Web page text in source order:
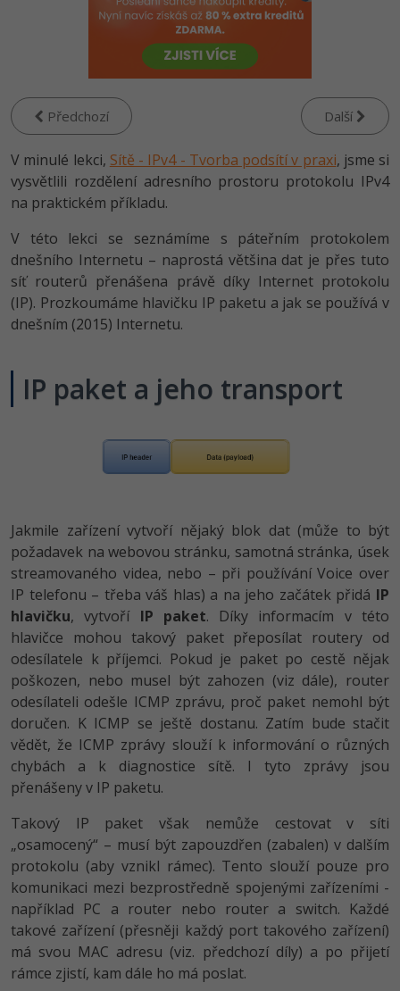
HTML5, CSS3, Bootstrap, SEO
SQL a databáze
Testování a verzování
UML a návrhové vzory
React
Spring
ASP.NET MVC
Django
JavaScript
Python
HTML / CSS
UML a návrhové vzory
MySQL/MariaDB
MS-SQL
SQLite
Vývojář mobilních aplikací
Specialista na AI a bigdata
C# Game developer
Webdesigner
Tester
Grafik / UX/UI návrhář
3D grafik
Databázový analytik
WordPress specialista
Python -80%
JavaScript -80%
PHP
-80%
Swift -80%
C -80%
VB.NET
Návrh SW -80%
Algoritmy
Umělá inteligence (AI) -10%
Více
Fórum
Digitální gramotnost
Marketing -30%
WordPress
-30%
UX
Business
Kryptoměny -25%
Copywriting -30%
Google Dokumenty
Time management
Linux
Sítě
Kybernetická bezpečnost
Elektronický podpis
Fórum
Kurzy designu
HTML/CSS -80%
Photoshop
Adobe Illustrator -80%
Adobe Lightroom -30%
Adobe XD -15%
-25%
Příběhy absolventů
Blog
Kariéra
Pro firmy
Předchozí Další
V minulé lekci, Sítě - IPv4 - Tvorba podsítí v praxi, jsme si
vysvětlili rozdělení adresního prostoru protokolu IPv4
na praktickém příkladu.
V této lekci se seznámíme s páteřním protokolem
dnešního Internetu – naprostá většina dat je přes tuto
síť routerů přenášena právě díky Internet protokolu
(IP). Prozkoumáme hlavičku IP paketu a jak se používá v
dnešním (2015) Internetu.
IP paket a jeho transport
Jakmile zařízení vytvoří nějaký blok dat (může to být
požadavek na webovou stránku, samotná stránka, úsek
streamovaného videa, nebo – při používání Voice over
IP telefonu – třeba váš hlas) a na jeho začátek přidá IP
hlavičku, vytvoří IP paket. Díky informacím v této
hlavičce mohou takový paket přeposílat routery od
odesílatele k příjemci. Pokud je paket po cestě nějak
poškozen, nebo musel být zahozen (viz dále), router
odesílateli odešle ICMP zprávu, proč paket nemohl být
doručen. K ICMP se ještě dostanu. Zatím bude stačit
vědět, že ICMP zprávy slouží k informování o různých
chybách a k diagnostice sítě. I tyto zprávy jsou
přenášeny v IP paketu.
Takový IP paket však nemůže cestovat v síti
„osamocený“ – musí být zapouzdřen (zabalen) v dalším
protokolu (aby vznikl rámec). Tento slouží pouze pro
komunikaci mezi bezprostředně spojenými zařízeními -
například PC a router nebo router a switch. Každé
takové zařízení (přesněji každý port takového zařízení)
má svou MAC adresu (viz. předchozí díly) a po přijetí
rámce zjistí, kam dále ho má poslat.